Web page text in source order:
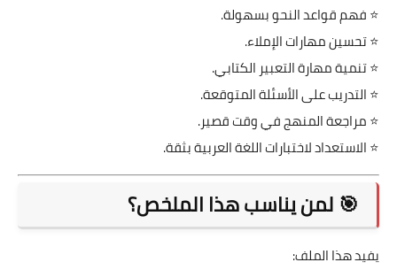
⭐ فهم قواعد النحو بسهولة.
⭐ تحسين مهارات الإملاء.
⭐ تنمية مهارة التعبير الكتابي.
⭐ التدريب على الأسئلة المتوقعة.
⭐ مراجعة المنهج في وقت قصير.
⭐ الاستعداد لاختبارات اللغة العربية بثقة.
🎯 لمن يناسب هذا الملخص؟
يفيد هذا الملف: